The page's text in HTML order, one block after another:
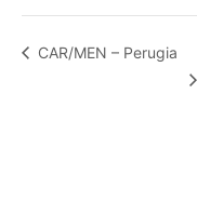
CAR/MEN – Perugia